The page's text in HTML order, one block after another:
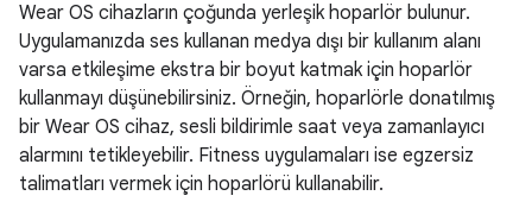
Wear OS cihazların çoğunda yerleşik hoparlör bulunur.
Uygulamanızda ses kullanan medya dışı bir kullanım alanı
varsa etkileşime ekstra bir boyut katmak için hoparlör
kullanmayı düşünebilirsiniz. Örneğin, hoparlörle donatılmış
bir Wear OS cihaz, sesli bildirimle saat veya zamanlayıcı
alarmını tetikleyebilir. Fitness uygulamaları ise egzersiz
talimatları vermek için hoparlörü kullanabilir.